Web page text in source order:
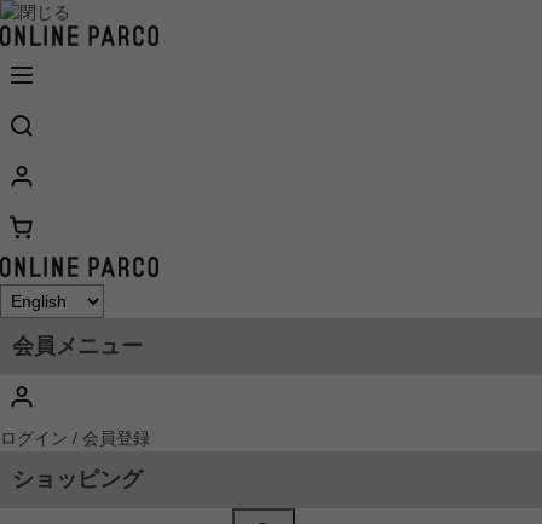
会員メニュー
ログイン / 会員登録
ショッピング